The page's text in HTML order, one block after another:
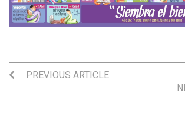
PREVIOUS ARTICLE